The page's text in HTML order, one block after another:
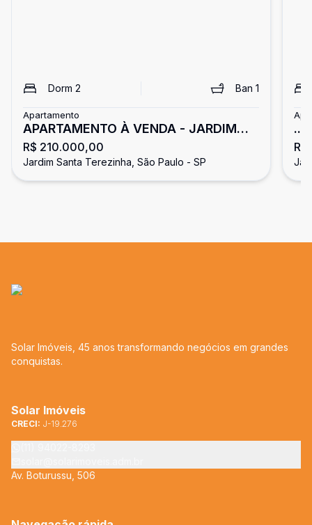
Dorm 2 Ban 1
Apartamento
APARTAMENTO À VENDA - JARDIM
SANTA TEREZINHA
R$ 210.000,00
Jardim Santa Terezinha, São Paulo - SP
...
Solar Imóveis, 45 anos transformando negócios em grandes
conquistas.
Solar Imóveis
CRECI: J-19.276
Av. Boturussu, 506